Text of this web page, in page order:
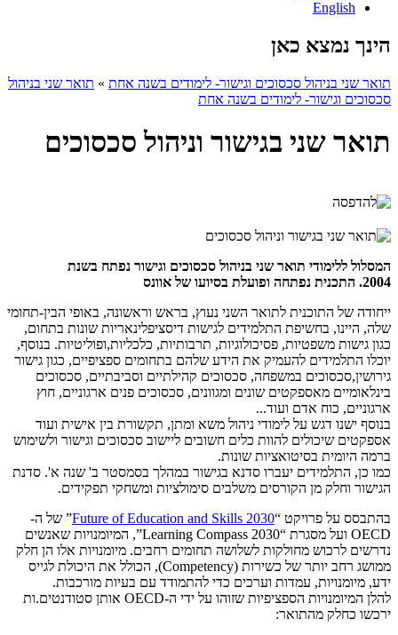
English
הינך נמצא כאן
תואר שני בניהול סכסוכים וגישור- לימודים בשנה אחת » תואר שני בניהול
סכסוכים וגישור- לימודים בשנה אחת
תואר שני בגישור וניהול סכסוכים
המסלול ללימודי תואר שני בניהול סכסוכים וגישור נפתח בשנת
2004. התכנית נפתחה ופועלת בסיועו של אוונס
ייחודה של התוכנית לתואר השני נעוץ, בראש וראשונה, באופי הבין-תחומי
שלה, היינו, בחשיפת התלמידים לגישות דיסציפלינאריות שונות בתחום,
כגון גישות משפטיות, פסיכולוגיות, תרבותיות, כלכליות,ופוליטיות. בנוסף,
יוכלו התלמידים להעמיק את הידע שלהם בתחומים ספציפיים, כגון גישור
גירושין,סכסוכים במשפחה, סכסוכים קהילתיים וסביבתיים, סכסוכים
בינלאומיים מאספקטים שונים ומגוונים, סכסוכים פנים ארגוניים, חוץ
ארגוניים, כוח אדם ועוד...
בנוסף ישנו דגש על לימודי ניהול משא ומתן, תקשורת בין אישית ועוד
אספקטים שיכולים להוות כלים חשובים ליישוב סכסוכים וגישור ולשימוש
ברמה היומית בסיטואציות שונות.
כמו כן, התלמידים יעברו סדנא בגישור במהלך בסמסטר ב' שנה א'. סדנת
הגישור וחלק מן הקורסים משלבים סימולציות ומשחקי תפקידים.
בהתבסס על פרויקט “Future of Education and Skills 2030” של ה-
OECD ועל מסגרת “Learning Compass 2030”, המיומנויות שאנשים
נדרשים לרכוש מחולקות לשלושה תחומים רחבים. מיומנויות אלו הן חלק
ממושג רחב יותר של כשירות (Competency), הכולל את היכולת לגייס
ידע, מיומנויות, עמדות וערכים כדי להתמודד עם בעיות מורכבות.
להלן המיומנויות הספציפיות שזוהו על ידי ה-OECD אותן סטודנטים.ות
ירכשו כחלק מהתואר: